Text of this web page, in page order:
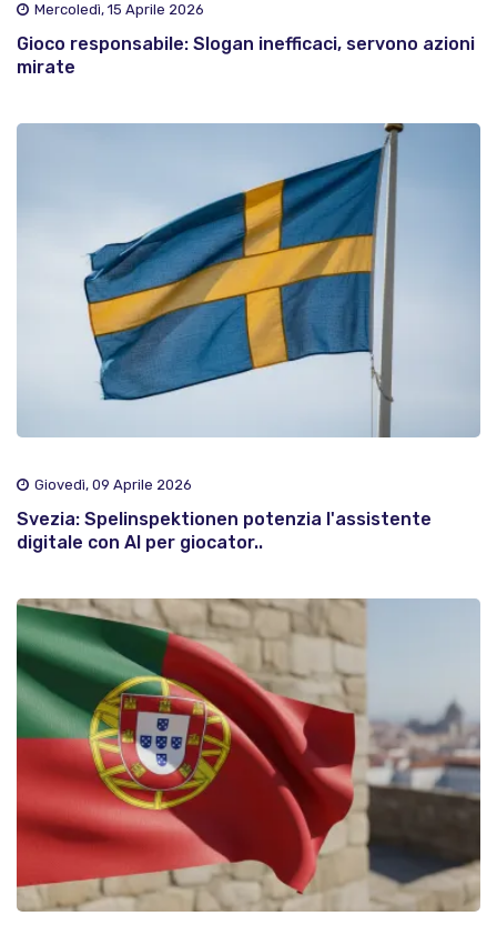
Mercoledì, 15 Aprile 2026
Gioco responsabile: Slogan inefficaci, servono azioni
mirate
Giovedì, 09 Aprile 2026
Svezia: Spelinspektionen potenzia l'assistente
digitale con AI per giocator..